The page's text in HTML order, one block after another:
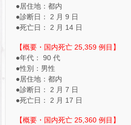
●居住地：都内
●診断日： 2 月 9 日
●死亡日： 2 月 14 日
【概要・国内死亡 25,359 例目】
●年代： 90 代
●性別：男性
●居住地：都内
●診断日： 2 月 7 日
●死亡日： 2 月 17 日
【概要・国内死亡 25,360 例目】